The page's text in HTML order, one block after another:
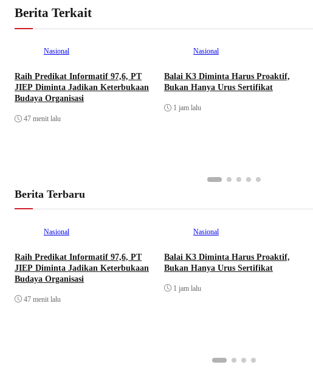
Berita Terkait
Nasional
Raih Predikat Informatif 97,6, PT
JIEP Diminta Jadikan Keterbukaan
Budaya Organisasi
47 menit lalu
Nasional
Balai K3 Diminta Harus Proaktif,
Bukan Hanya Urus Sertifikat
1 jam lalu
Berita Terbaru
Nasional
Raih Predikat Informatif 97,6, PT
JIEP Diminta Jadikan Keterbukaan
Budaya Organisasi
47 menit lalu
Nasional
Balai K3 Diminta Harus Proaktif,
Bukan Hanya Urus Sertifikat
1 jam lalu